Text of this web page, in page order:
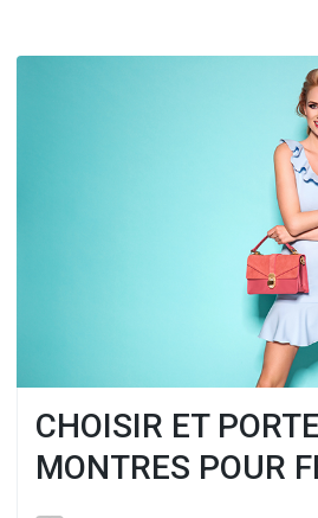
CHOISIR ET
MONTRES POUR